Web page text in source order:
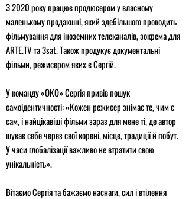
З 2020 року працює продюсером у власному
маленькому продакшні, який здебільшого проводить
фільмування для іноземних телеканалів, зокрема для
ARTE.TV та 3sat. Також продукує документальні
фільми, режисером яких є Сергій.
У команду «ОКО» Сергія привів пошук
самоідентичності: «Кожен режисер знімає те, чим є
сам, і найцікавіші фільми зараз для мене ті, де автор
шукає себе через свої корені, місце, традиції й побут.
У часи глобалізації важливо не втратити свою
унікальність».
Вітаємо Сергія та бажаємо наснаги, сил і втілення